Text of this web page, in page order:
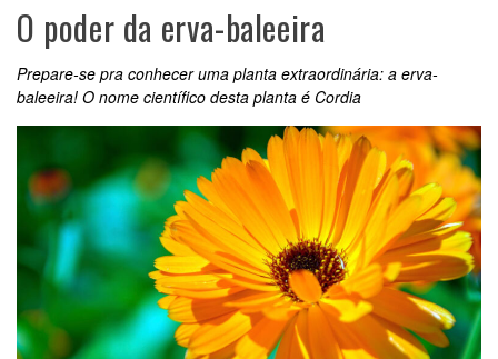
O poder da erva-baleeira
Prepare-se pra conhecer uma planta extraordinária: a erva-
baleeira! O nome científico desta planta é Cordia